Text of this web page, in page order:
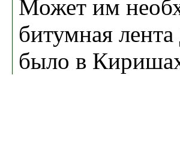
Может им
битумная
было в